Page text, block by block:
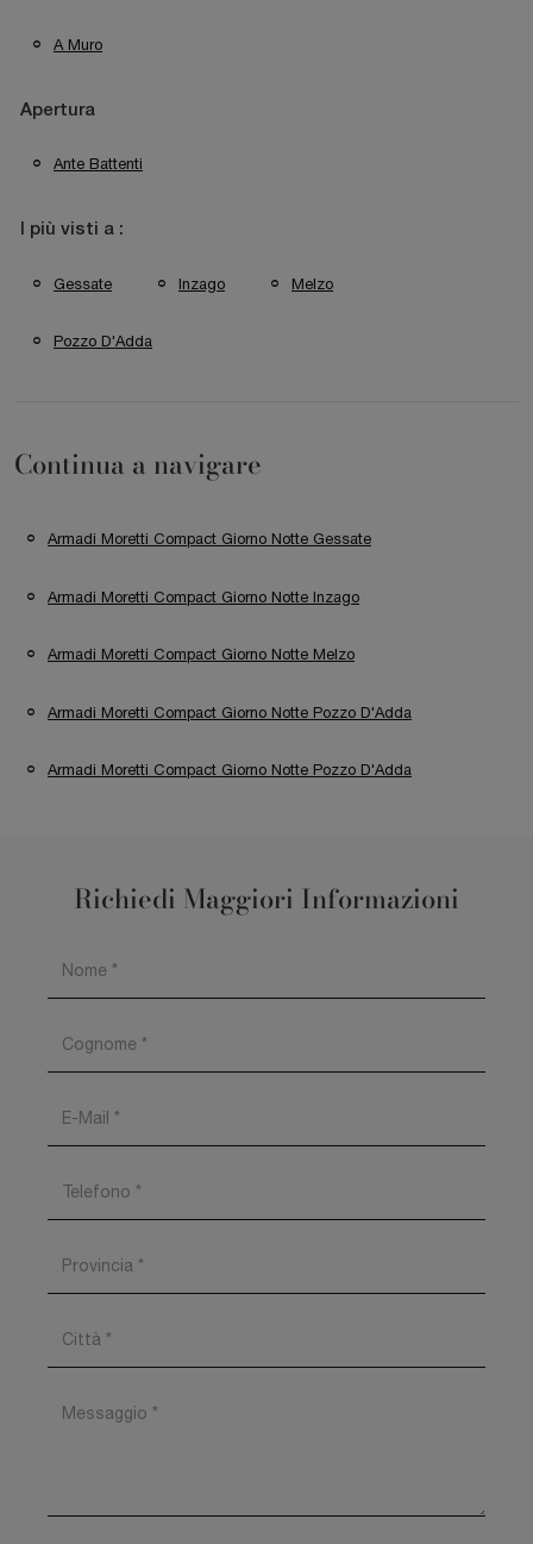
A Muro
Apertura
Ante Battenti
I più visti a :
Gessate Inzago Melzo
Pozzo D'Adda
Continua a navigare
Armadi Moretti Compact Giorno Notte Gessate
Armadi Moretti Compact Giorno Notte Inzago
Armadi Moretti Compact Giorno Notte Melzo
Armadi Moretti Compact Giorno Notte Pozzo D'Adda
Armadi Moretti Compact Giorno Notte Pozzo D'Adda
Richiedi Maggiori Informazioni